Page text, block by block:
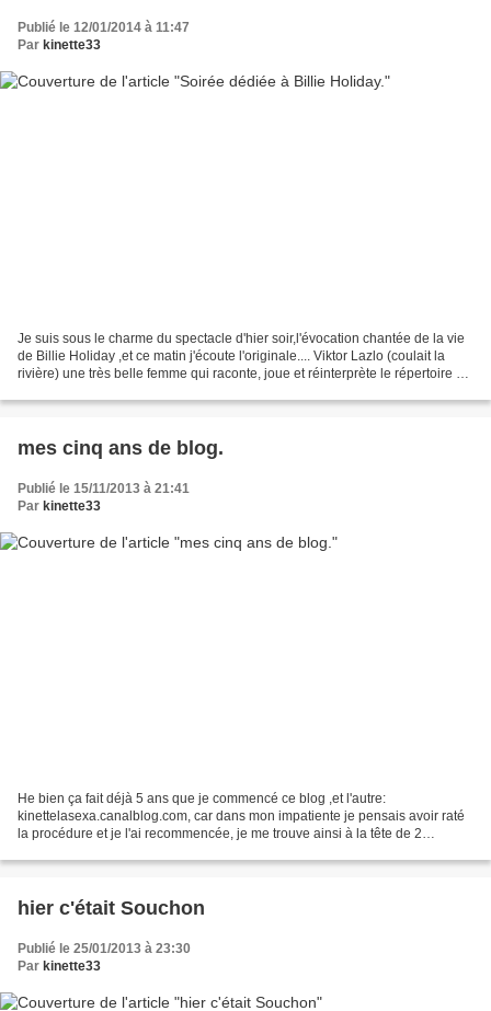
Publié le 12/01/2014 à 11:47
Par kinette33
Je suis sous le charme du spectacle d'hier soir,l'évocation chantée de la vie
de Billie Holiday ,et ce matin j'écoute l'originale.... Viktor Lazlo (coulait la
rivière) une très belle femme qui raconte, joue et réinterprète le répertoire de
mes cinq ans de blog.
Publié le 15/11/2013 à 21:41
Par kinette33
He bien ça fait déjà 5 ans que je commencé ce blog ,et l'autre:
kinettelasexa.canalblog.com, car dans mon impatiente je pensais avoir raté
la procédure et je l'ai recommencée, je me trouve ainsi à la tête de 2
hier c'était Souchon
Publié le 25/01/2013 à 23:30
Par kinette33